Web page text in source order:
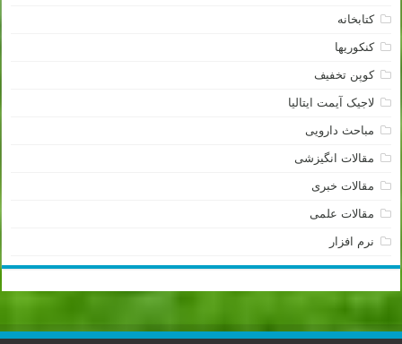
کتابخانه
کنکوریها
کوپن تخفیف
لاجیک آیمت ایتالیا
مباحث دارویی
مقالات انگیزشی
مقالات خبری
مقالات علمی
نرم افزار